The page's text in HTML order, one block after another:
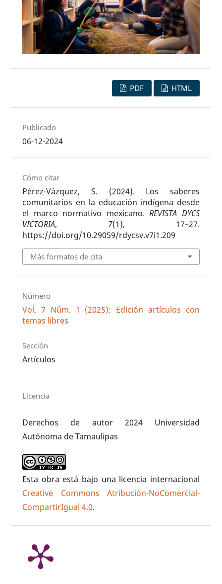
PDF HTML
Publicado
06-12-2024
Cómo citar
Pérez-Vázquez, S. (2024). Los saberes
comunitarios en la educación indígena desde
el marco normativo mexicano.REVISTA DYCS
VICTORIA, 7(1), 17–27.
https://doi.org/10.29059/rdycsv.v7i1.209
Más formatos de cita
Número
Vol. 7 Núm. 1 (2025): Edición artículos con
temas libres
Sección
Artículos
Licencia
Derechos de autor 2024 Universidad
Autónoma de Tamaulipas
Esta obra está bajo una licencia internacional
Creative Commons Atribución-NoComercial-
CompartirIgual 4.0.